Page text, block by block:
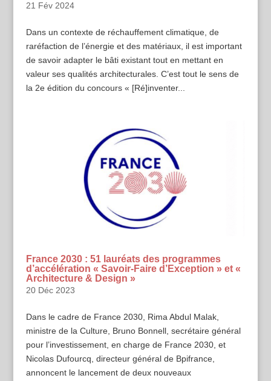
21 Fév 2024
Dans un contexte de réchauffement climatique, de
raréfaction de l’énergie et des matériaux, il est important
de savoir adapter le bâti existant tout en mettant en
valeur ses qualités architecturales. C’est tout le sens de
la 2e édition du concours « [Ré]inventer...
France 2030 : 51 lauréats des programmes
d’accélération « Savoir-Faire d’Exception » et «
Architecture & Design »
20 Déc 2023
Dans le cadre de France 2030, Rima Abdul Malak,
ministre de la Culture, Bruno Bonnell, secrétaire général
pour l’investissement, en charge de France 2030, et
Nicolas Dufourcq, directeur général de Bpifrance,
annoncent le lancement de deux nouveaux